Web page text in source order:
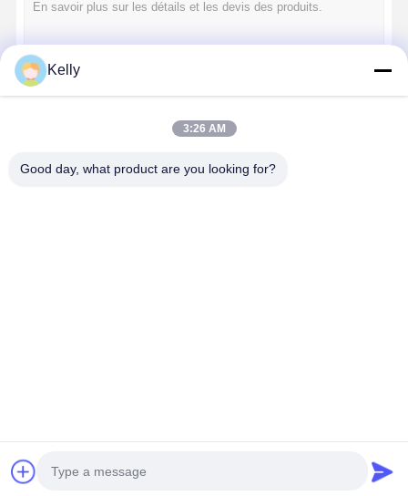
Lame de racloir pour sérigraphie
Encre de résistance à la gravure
Adhésif pour sérigraphie
Tensiomètre pour sérigraphie
Qualité
Guangzhou Jiarun New Materials Co., Ltd. All Rights Reserved.
Kelly
3:26 AM
Good day, what product are you looking for?